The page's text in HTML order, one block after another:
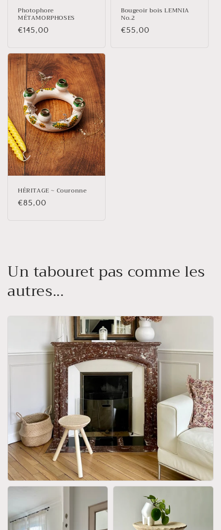
Photophore
MÉTAMORPHOSES
Prix
€145,00
Bougeoir bois LEMNIA
No.2
Prix
€55,00
HÉRITAGE ~ Couronne
Prix
€85,00
Un tabouret pas comme les
autres...